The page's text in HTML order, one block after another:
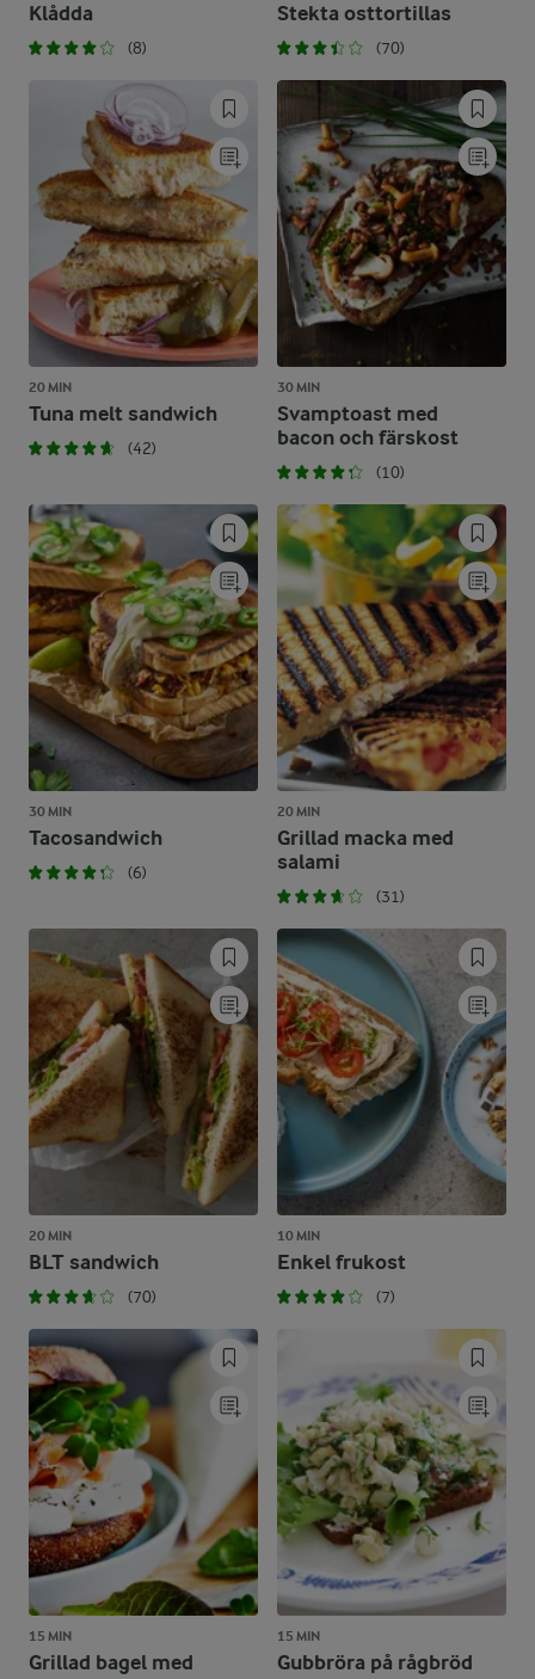
Klådda
(8)
Stekta osttortillas
(70)
20 MIN
Tuna melt sandwich
(42)
30 MIN
Svamptoast med
bacon och färskost
(10)
30 MIN
Tacosandwich
(6)
20 MIN
Grillad macka med
salami
(31)
20 MIN
BLT sandwich
(70)
10 MIN
Enkel frukost
(7)
15 MIN
Grillad bagel med
15 MIN
Gubbröra på rågbröd